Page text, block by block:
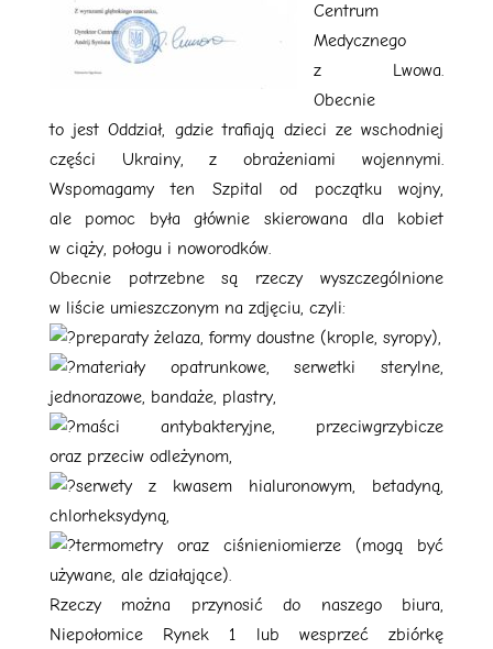
Centrum
Medycznego
z Lwowa.
Obecnie
to jest Oddział, gdzie trafiają dzieci ze wschodniej
części Ukrainy, z obrażeniami wojennymi.
Wspomagamy ten Szpital od początku wojny,
ale pomoc była głównie skierowana dla kobiet
w ciąży, połogu i noworodków.
Obecnie potrzebne są rzeczy wyszczególnione
w liście umieszczonym na zdjęciu, czyli:
preparaty żelaza, formy doustne (krople, syropy),
materiały opatrunkowe, serwetki sterylne,
jednorazowe, bandaże, plastry,
maści antybakteryjne, przeciwgrzybicze
oraz przeciw odleżynom,
serwety z kwasem hialuronowym, betadyną,
chlorheksydyną,
termometry oraz ciśnieniomierze (mogą być
używane, ale działające).
Rzeczy można przynosić do naszego biura,
Niepołomice Rynek 1 lub wesprzeć zbiórkę